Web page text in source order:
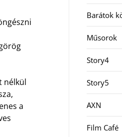
nélkül
a
Barátok
Műsorok
Story4
Story5
AXN
Film Café